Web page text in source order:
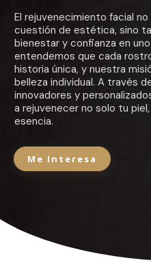
El rejuvenecimiento facial no
cuestión de estética, sino
bienestar y confianza en uno
entendemos que cada
historia única, y nuestra
belleza individual. A través
innovadores y
a rejuvenecer no solo tu
esencia.
Me Interesa